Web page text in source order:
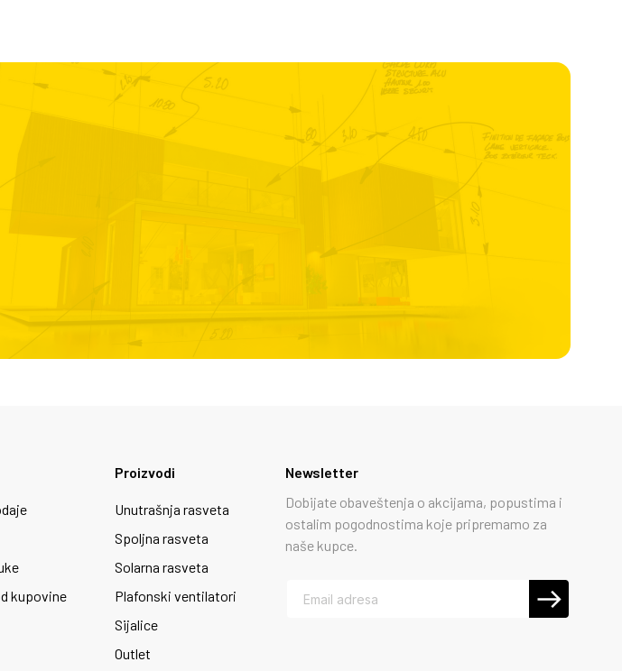
kupovine
Proizvodi
Unutrašnja rasveta
Spoljna rasveta
Solarna rasveta
Plafonski ventilatori
Sijalice
Outlet
Newsletter
Dobijate obaveštenja o akcijama, popustima i
ostalim pogodnostima koje pripremamo za
naše kupce.